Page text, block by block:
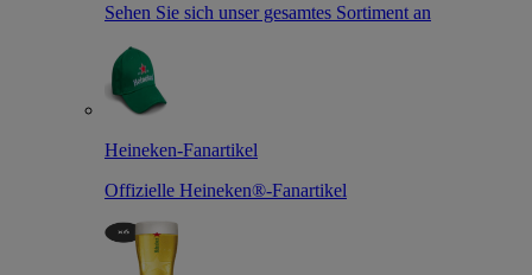
Sehen Sie sich unser gesamtes Sortiment an
Heineken-Fanartikel
Offizielle Heineken®-Fanartikel